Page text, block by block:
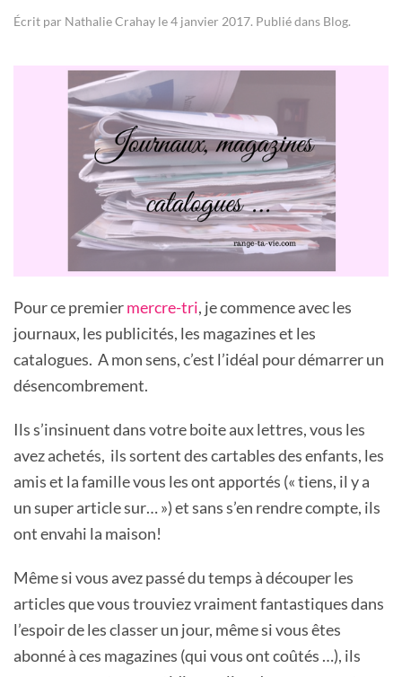
Écrit par Nathalie Crahay le4 janvier 2017. Publié dans Blog.
Pour ce premiermercre-tri, je commence avec les
journaux, les publicités, les magazines et les
catalogues. A mon sens, c’est l’idéal pour démarrer un
désencombrement.
Ils s’insinuent dans votre boite aux lettres, vous les
avez achetés, ils sortent des cartables des enfants, les
amis et la famille vous les ont apportés (« tiens, il y a
un super article sur… ») et sans s’en rendre compte, ils
ont envahi la maison!
Même si vous avez passé du temps à découper les
articles que vous trouviez vraiment fantastiques dans
l’espoir de les classer un jour, même si vous êtes
abonné à ces magazines (qui vous ont coûtés …), ils